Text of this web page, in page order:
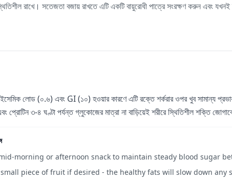
রাখে। সতেজতা বজায় রাখতে এটি একটি বায়ুরোধী পাত্রে সংরক্ষণ করুন এবং যখনই
লোড (০.৬) এবং GI (১০) হওয়ার কারণে এটি রক্তে শর্করার ওপর খুব সামান্য
প্রোটিন ৩-৪ ঘণ্টা পর্যন্ত গ্লুকোজের মাত্রা না বাড়িয়েই শরীরে স্থিতিশীল শক্তি
morning or afternoon snack to maintain steady blood sugar
piece of fruit if desired - the healthy fats will slow down any